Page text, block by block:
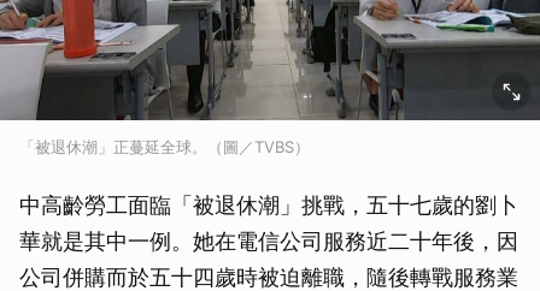
「被退休潮」正蔓延全球。（圖／TVBS）
中高齡勞工面臨「被退休潮」挑戰，五十七歲的劉卜
華就是其中一例。她在電信公司服務近二十年後，因
公司併購而於五十四歲時被迫離職，隨後轉戰服務業